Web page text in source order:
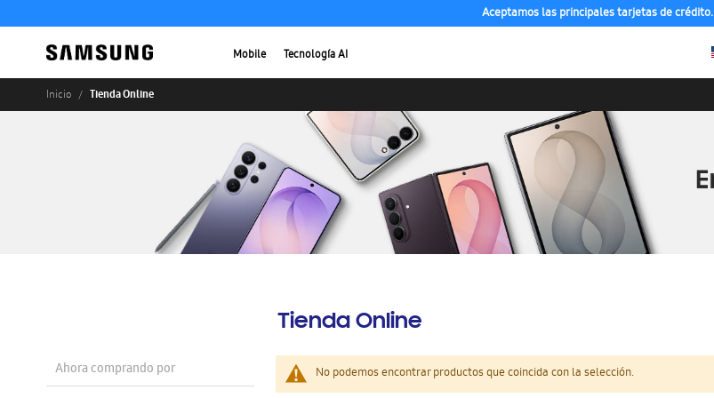
Aceptamos las principales tarjetas de crédito.
Mobile Tecnología AI
Inicio Tienda Online
Tienda Online
No podemos encontrar productos que coincida con la selección.
Ahora comprando por